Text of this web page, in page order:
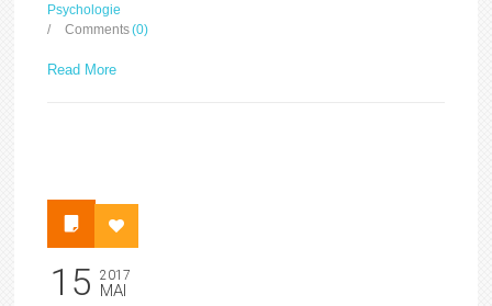
Psychologie
/
Comments(0)
Read More
15 2017
MAI